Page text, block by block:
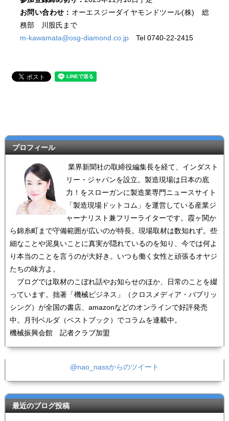
お問い合わせ： オーエスジーダイヤモンドツール(株) 総
務部 川股氏まで
m-kawamata@osg-diamond.co.jpTel 0740-22-2415
プロフィール
業界新聞社の取締役編集長を経て、インダスト
リー・ジャパンを設立。製造現場は日本の底
力！をスローガンに製造業専門ニュースサイト
「製造現場ドットコム」を運営している産業ジ
ャーナリスト兼フリーライターです。霞ヶ関か
ら錦糸町まで守備範囲が広いのが特長。現場取材は数知れず。些
細なことや泥臭いことに真実が隠れているのを知り、今では何よ
り本当のことを言うのが大好き。いつも働く女性と頑張るオヤジ
たちの味方よ。
ブログでは取材のこぼれ話やお知らせのほか、日常のことを綴
っています。拙著「機械ビジネス」（クロスメディア・パブリッ
シング）が全国の書店、amazonなどのオンラインで好評発売
中。月刊ベルダ（ベストブック）でコラムを連載中。
機械振興会館 記者クラブ加盟
@nao_nassからのツイート
最近のブログ投稿